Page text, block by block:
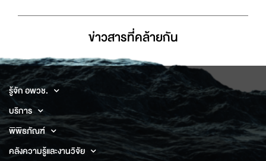
ข่าวสารที่่คล้ายกัน
รู้จัก อพวช.
บริการ
พิพิธภัณฑ์
คลังความรู้และงานวิจัย